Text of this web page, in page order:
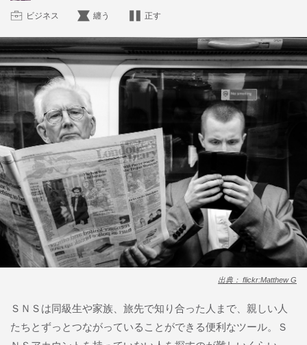
ビジネス 纏う 正す
出典： flickr:Matthew G
ＳＮＳは同級生や家族、旅先で知り合った人まで、親しい人
たちとずっとつながっていることができる便利なツール。Ｓ